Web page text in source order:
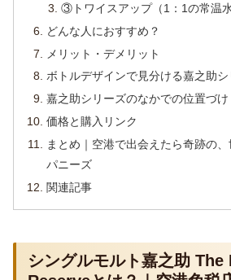
③トワイスアップ（1：1の常温水
どんな人におすすめ？
メリット・デメリット
ボトルデザインで見分ける嘉之助
嘉之助シリーズのなかでの位置づけ
価格と購入リンク
まとめ｜空港で出会えたら奇跡の
パニーズ
関連記事
シングルモルト嘉之助